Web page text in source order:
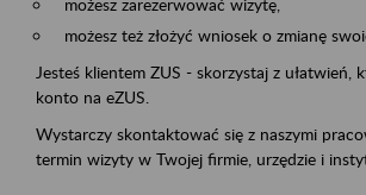
możesz zarezerwować wizytę,
możesz też złożyć wniosek o zmianę
Jesteś klientem ZUS - skorzystaj z ułatwień,
konto na eZUS.
Wystarczy skontaktować się z naszymi
termin wizyty w Twojej firmie, urzędzie i